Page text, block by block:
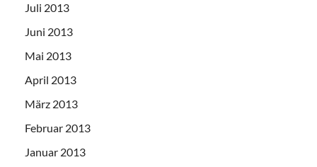
Juli 2013
Juni 2013
Mai 2013
April 2013
März 2013
Februar 2013
Januar 2013